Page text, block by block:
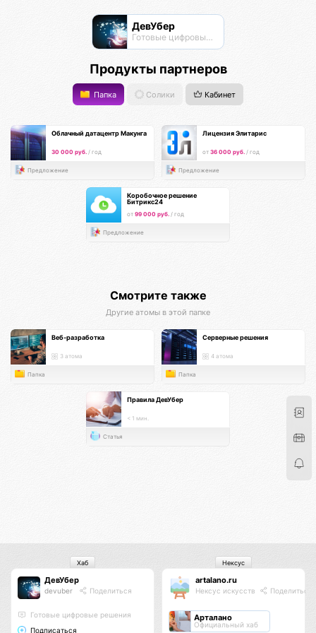
ДевУбер
Готовые цифровые решения
Продукты партнеров
Папка Солики Кабинет
Облачный датацентр Макунга
30 000 руб. / год
Предложение
Лицензия Элитарис
от 36 000 руб. / год
Предложение
Коробочное решение
Битрикс24
от 99 000 руб. / год
Предложение
Смотрите также
Другие атомы в этой папке
Веб-разработка
3 атома
Папка
Серверные решения
4 атома
Папка
Правила ДевУбер
< 1 мин.
Статья
ДевУбер
devuber Поделиться
Готовые цифровые решения
Подписаться
Хаб
artalano.ru
Нексус искусств Поделиться
Арталано
Официальный хаб
Нексус